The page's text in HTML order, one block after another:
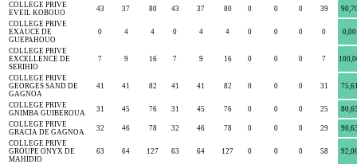
COLLEGE PRIVE
EVEIL KOBOUO
43 37 80 43 37 80 0 0 0 39
COLLEGE PRIVE
EXAUCE DE
GUEPAHOUO
0 4 4 0 4 4 0 0 0 0 0,00
COLLEGE PRIVE
EXCELLENCE DE
SERIHIO
7 9 16 7 9 16 0 0 0 7
COLLEGE PRIVE
GEORGES SAND DE
GAGNOA
41 41 82 41 41 82 0 0 0 31
COLLEGE PRIVE
GNIMBA GUIBEROUA
31 45 76 31 45 76 0 0 0 25
COLLEGE PRIVE
GRACIA DE GAGNOA
32 46 78 32 46 78 0 0 0 29
COLLEGE PRIVE
GROUPE ONYX DE
MAHIDIO
63 64 127 63 64 127 0 0 0 58